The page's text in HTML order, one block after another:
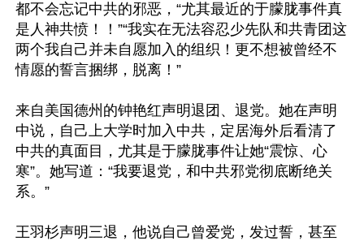
都不会忘记中共的邪恶，“尤其最近的于朦胧事件真
是人神共愤！！”“我实在无法容忍少先队和共青团这
两个我自己并未自愿加入的组织！更不想被曾经不
情愿的誓言捆绑，脱离！”
来自美国德州的钟艳红声明退团、退党。她在声明
中说，自己上大学时加入中共，定居海外后看清了
中共的真面目，尤其是于朦胧事件让她“震惊、心
寒”。她写道：“我要退党，和中共邪党彻底断绝关
系。”
王羽杉声明三退，他说自己曾爱党，发过誓，甚至